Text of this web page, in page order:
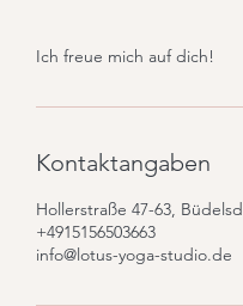
Ich freue mich auf dich!
Kontaktangaben
Hollerstraße 47-63,
+4915156503663
info@lotus-yoga-studio.de